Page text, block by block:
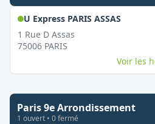
U Express PARIS ASSAS,
1 Rue D Assas
75006 PARIS
Voir les
Paris 9e Arrondissement
1 ouvert • 0fermé